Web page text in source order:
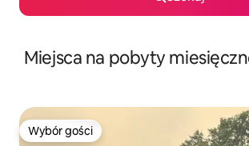
Miejsca na pobyty
Wybór gości
Wybór gości